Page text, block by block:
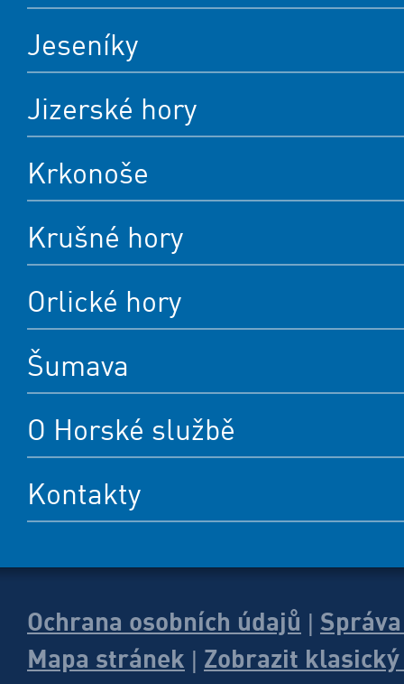
Jeseníky
Jizerské hory
Krkonoše
Krušné hory
Orlické hory
Šumava
O Horské službě
Kontakty
Ochrana osobních údajů
Mapa stránek
Zobrazit